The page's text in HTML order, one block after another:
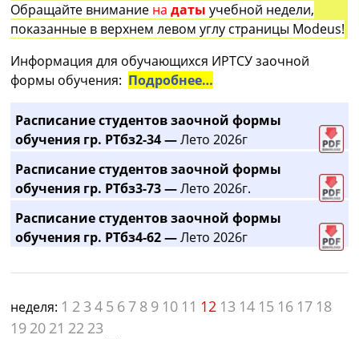
Обращайте внимание на датыучебной недели,
показанные в верхнем левом углу страницы Modeus!
Информация для обучающихся ИРТСУ заочной
формы обучения: Подробнее…
Расписание студентов заочной формы
обучения гр. РТбз2-34 —Лето 2026г
Расписание студентов заочной формы
обучения гр. РТбз3-73 —Лето 2026г.
Расписание студентов заочной формы
обучения гр. РТбз4-62 —Лето 2026г
неделя: 1 2 3 4 5 6 7 8 9 10 11 12 13 14 15 16 17 18
19 20 21 22 23